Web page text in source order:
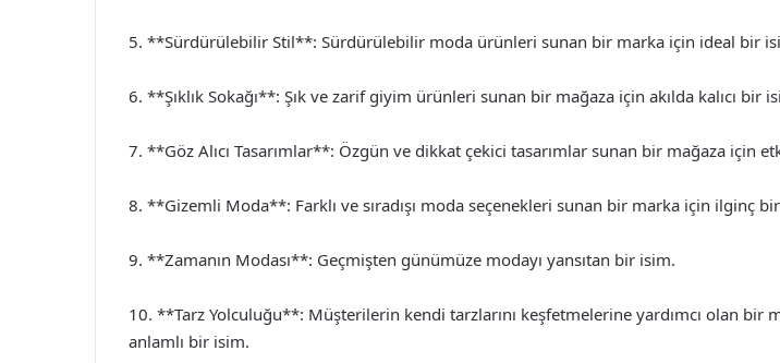
5. **Sürdürülebilir Stil**: Sürdürülebilir moda ürünleri sunan bir marka için ideal bir
6. **Şıklık Sokağı**: Şık ve zarif giyim ürünleri sunan bir mağaza için akılda kalıcı bir
7. **Göz Alıcı Tasarımlar**: Özgün ve dikkat çekici tasarımlar sunan bir mağaza için
8. **Gizemli Moda**: Farklı ve sıradışı moda seçenekleri sunan bir marka için ilginç
9. **Zamanın Modası**: Geçmişten günümüze modayı yansıtan bir isim.
10. **Tarz Yolculuğu**: Müşterilerin kendi tarzlarını keşfetmelerine yardımcı olan bir
anlamlı bir isim.